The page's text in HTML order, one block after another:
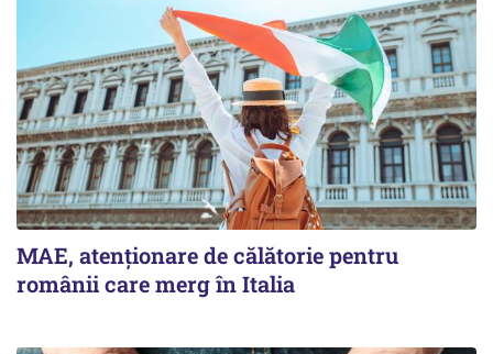
MAE, atenționare de călătorie pentru
românii care merg în Italia